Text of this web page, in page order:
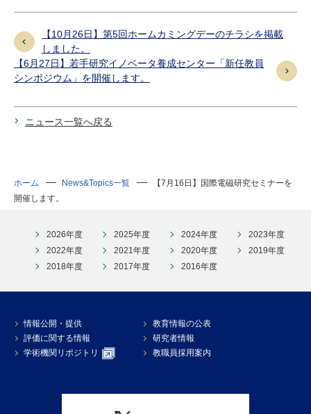
【10月26日】第5回ホームカミングデーのチラシを掲載
しました。
【6月27日】若手研究イノベータ養成センター「新任教員
シンポジウム」を開催します。
ニュース一覧へ戻る
ホーム News&Topics一覧
【7月16日】国際電磁研究セミナーを
開催します。
2026年度 2025年度 2024年度
2023年度
2022年度
2021年度 2020年度
2019年度
2018年度
2017年度 2016年度
情報公開・提供
教育情報の公表
評価に関する情報
研究者情報
学術機関リポジトリ
教職員採用案内